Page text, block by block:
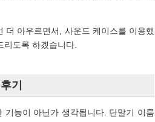
더 아우르면서, 사운드 케이스를 이용했
도록 하겠습니다.
기
능이 아닌가 생각됩니다. 단말기 이름